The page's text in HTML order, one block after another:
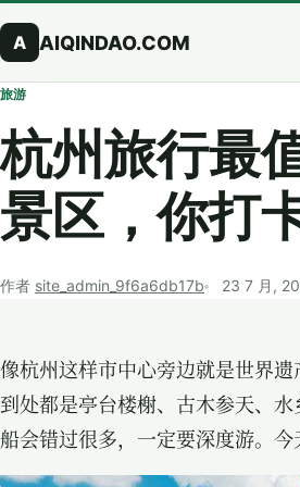
A
AIQINDAO.COM
旅游
杭州旅行最
景区，你打
作者 site_admin_9f6a6db17b 23 7 月,
像杭州这样市中心旁边就是世界
到处都是亭台楼榭、古木参天、
船会错过很多，一定要深度游。今